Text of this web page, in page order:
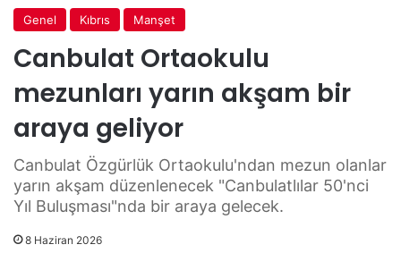
Genel Kıbrıs Manşet
Canbulat Ortaokulu
mezunları yarın akşam bir
araya geliyor
Canbulat Özgürlük Ortaokulu'ndan mezun olanlar
yarın akşam düzenlenecek "Canbulatlılar 50'nci
Yıl Buluşması"nda bir araya gelecek.
8 Haziran 2026